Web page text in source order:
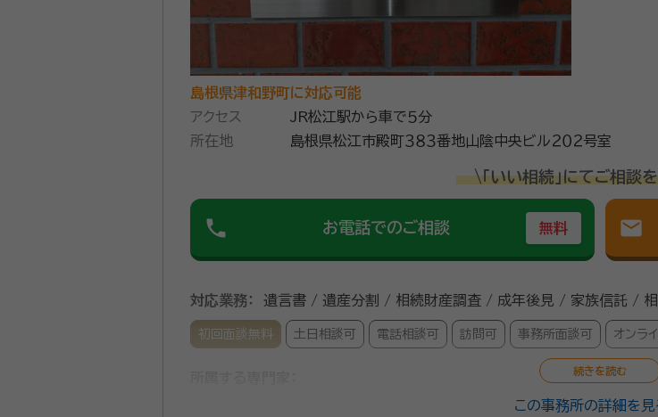
島根県津和野町に対応可能
アクセス
JR松江駅から車で５分
所在地
島根県松江市殿町３８３番地山陰中央ビル２０２号室
\「いい相続」にてご相談
phone お電話でのご相談 無料 mail
対応業務： 遺言書 / 遺産分割 / 相続財産調査 / 成年後見 / 家族信託 /
初回面談無料 土日相談可 電話相談可 訪問可 事務所面談可 オンラ
この事務所の詳細を見